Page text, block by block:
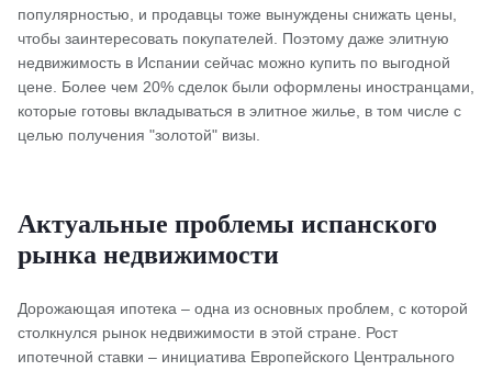
популярностью, и продавцы тоже вынуждены снижать цены,
чтобы заинтересовать покупателей. Поэтому даже элитную
недвижимость в Испании сейчас можно купить по выгодной
цене. Более чем 20% сделок были оформлены иностранцами,
которые готовы вкладываться в элитное жилье, в том числе с
целью получения "золотой" визы.
Актуальные проблемы испанского
рынка недвижимости
Дорожающая ипотека – одна из основных проблем, с которой
столкнулся рынок недвижимости в этой стране. Рост
ипотечной ставки – инициатива Европейского Центрального